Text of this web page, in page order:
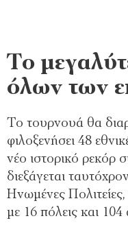
Το
όλων των
Το τουρνουά θα
φιλοξενήσει 48
νέο ιστορικό ρεκόρ
διεξάγεται
Ηνωμένες
με 16 πόλεις και